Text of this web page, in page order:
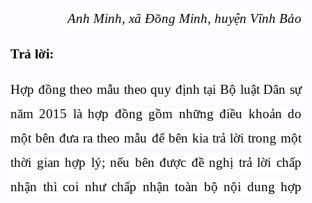
Anh Minh, xã Đồng Minh, huyện Vĩnh Bảo
Trả lời:
Hợp đồng theo mẫu theo quy định tại Bộ luật Dân sự
năm 2015 là hợp đồng gồm những điều khoản do
một bên đưa ra theo mẫu để bên kia trả lời trong một
thời gian hợp lý; nếu bên được đề nghị trả lời chấp
nhận thì coi như chấp nhận toàn bộ nội dung hợp